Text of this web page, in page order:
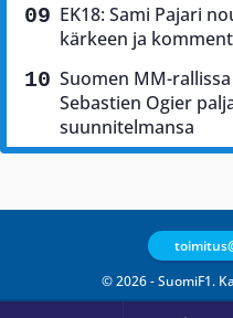
EK18: Sami Pajari
kärkeen ja
Suomen MM-
Sebastien Ogier
suunnitelmansa
© 2026 - SuomiF1.